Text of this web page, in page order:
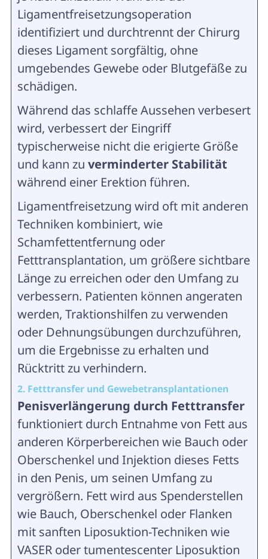
Ligamentfreisetzungsoperation
identifiziert und durchtrennt der Chirurg
dieses Ligament sorgfältig, ohne
umgebendes Gewebe oder Blutgefäße zu
schädigen.
Während das schlaffe Aussehen verbesert
wird, verbessert der Eingriff
typischerweise nicht die erigierte Größe
und kann zu verminderter Stabilität
während einer Erektion führen.
Ligamentfreisetzung wird oft mit anderen
Techniken kombiniert, wie
Schamfettentfernung oder
Fetttransplantation, um größere sichtbare
Länge zu erreichen oder den Umfang zu
verbessern. Patienten können angeraten
werden, Traktionshilfen zu verwenden
oder Dehnungsübungen durchzuführen,
um die Ergebnisse zu erhalten und
Rücktritt zu verhindern.
2. Fetttransfer und Gewebetransplantationen
Penisverlängerung durch Fetttransfer
funktioniert durch Entnahme von Fett aus
anderen Körperbereichen wie Bauch oder
Oberschenkel und Injektion dieses Fetts
in den Penis, um seinen Umfang zu
vergrößern. Fett wird aus Spenderstellen
wie Bauch, Oberschenkel oder Flanken
mit sanften Liposuktion-Techniken wie
VASER oder tumentescenter Liposuktion